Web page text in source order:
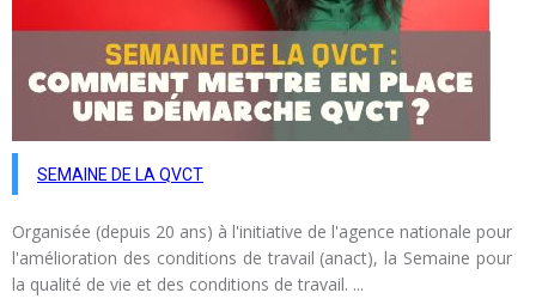
SEMAINE DE LA QVCT
Organisée (depuis 20 ans) à l'initiative de l'agence nationale pour
l'amélioration des conditions de travail (anact), la Semaine pour
la qualité de vie et des conditions de travail. ...